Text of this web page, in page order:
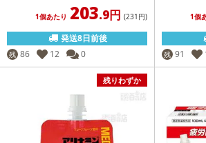
1個あたり 203.9円 (231 円)
発送8日前後
残 86 12 0
1個
残 91
残りわずか